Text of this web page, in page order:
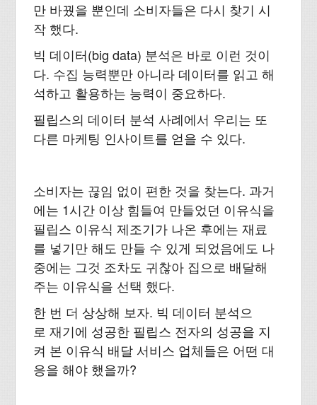
만 바꿨을 뿐인데 소비자들은 다시 찾기 시
작 했다.
빅 데이터(big data) 분석은 바로 이런 것이
다. 수집 능력뿐만 아니라 데이터를 읽고 해
석하고 활용하는 능력이 중요하다.
필립스의 데이터 분석 사례에서 우리는 또
다른 마케팅 인사이트를 얻을 수 있다.
소비자는 끊임 없이 편한 것을 찾는다. 과거
에는 1시간 이상 힘들여 만들었던 이유식을
필립스 이유식 제조기가 나온 후에는 재료
를 넣기만 해도 만들 수 있게 되었음에도 나
중에는 그것 조차도 귀찮아 집으로 배달해
주는 이유식을 선택 했다.
한 번 더 상상해 보자. 빅 데이터 분석으
로 재기에 성공한 필립스 전자의 성공을 지
켜 본 이유식 배달 서비스 업체들은 어떤 대
응을 해야 했을까?